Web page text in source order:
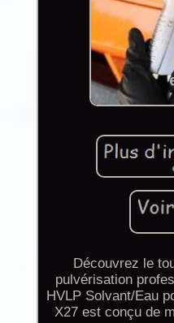
Découvrez le
pulvérisation
HVLP Solvant/Eau
X27 est conçu de